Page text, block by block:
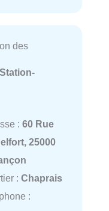
des
Station-
: 60 Rue
25000
: Chaprais
: